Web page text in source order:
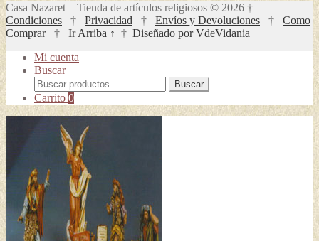
Casa Nazaret – Tienda de artículos religiosos © 2026 †
Condiciones † Privacidad † Envíos y Devoluciones † Como
Comprar† Ir Arriba ↑ † Diseñado por VdeVidania
Mi cuenta
Buscar
Buscar
por:
Buscar
Carrito 0